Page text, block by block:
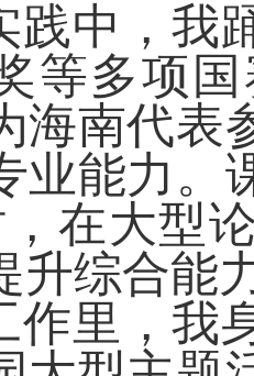
践中，我
等多项
海南代表
业能力。
在大型
升综合能
作里，我